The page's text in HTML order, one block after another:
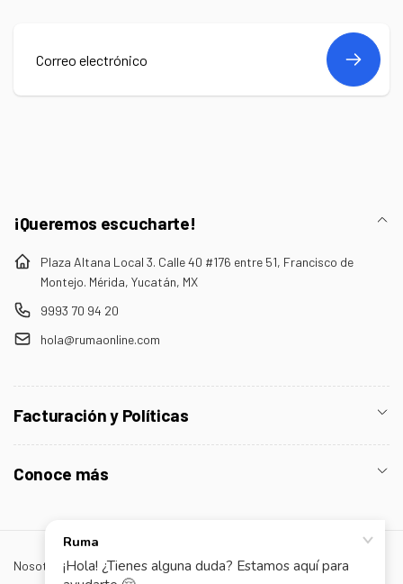
Correo
¡Queremos escucharte!
Plaza Altana Local 3. Calle 40 #176 entre 51, Francisco de
Montejo. Mérida, Yucatán, MX
9993 70 94 20
hola@rumaonline.com
Facturación y Políticas
Conoce más
Nosotros ¡Contáctanos!